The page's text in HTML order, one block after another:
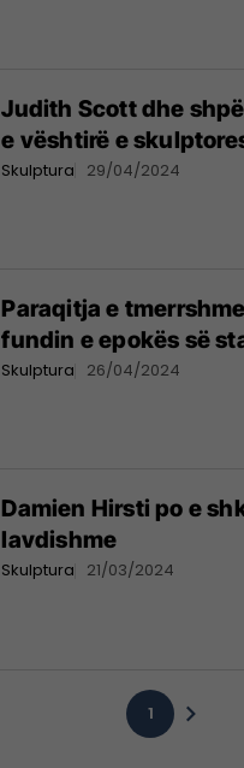
Judith Scott dhe
e vështirë e
Skulptura 29/04/2024
Paraqitja e
fundin e epokës së
Skulptura 26/04/2024
Damien Hirsti po e
lavdishme
Skulptura 21/03/2024
1